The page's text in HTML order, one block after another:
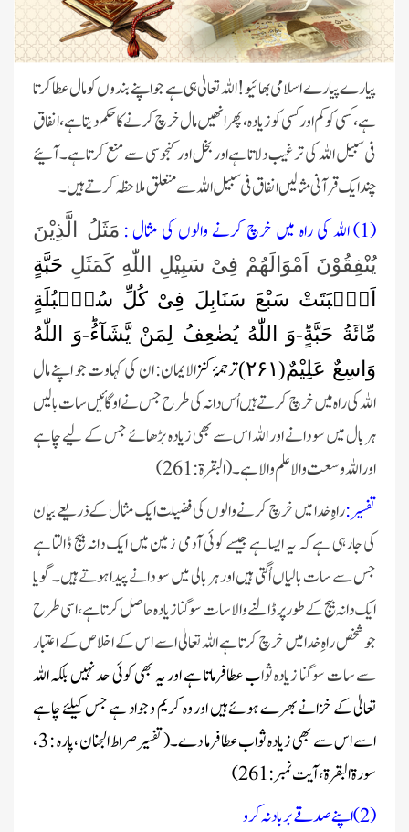
پیارے پیارے اسلامی بھائیو! اللہ تعالیٰ ہی ہے جو اپنے بندوں کو مال عطا کرتا
ہے ، کسی کو کم اور کسی کو زیادہ ، پھر انھیں مال خرچ کرنے کا حکم دیتاہے ، انفاق
فی سبیل اللہ کی ترغیب دلاتا ہے اور بخل اور کنجوسی سے منع کرتاہے۔آئیے
چند ایک قرآنی مثالیں انفاق فی سبیل اللہ سے متعلق ملاحظہ کرتے ہیں۔
(1) الله کی راہ میں خرچ کرنے والوں کی مثال :
مَثَلُ الَّذِیْنَ
یُنْفِقُوْنَ اَمْوَالَهُمْ فِیْ سَبِیْلِ اللّٰهِ كَمَثَلِ حَبَّةٍ
اَنْۢبَتَتْ سَبْعَ سَنَابِلَ فِیْ كُلِّ سُنْۢبُلَةٍ
مِّائَةُ حَبَّةٍؕ-وَ اللّٰهُ یُضٰعِفُ لِمَنْ یَّشَآءُؕ-وَ اللّٰهُ
وَاسِعٌ عَلِیْمٌ(۲۶۱) ترجمۂ کنزالایمان: ان کی کہاوت جو اپنے مال
اللہ کی راہ میں خرچ کرتے ہیں اُس دانہ کی طرح جس نے اوگائیں سات بالیں
ہر بال میں سو دانے اور اللہ اس سے بھی زیادہ بڑھائے جس کے لیے چاہے
اور اللہ وسعت والا علم والا ہے۔ (البقرۃ:261)
تفسیر :راہِ خدا میں خرچ کرنے والوں کی فضیلت ایک مثال کے ذریعے بیان
کی جارہی ہے کہ یہ ایسا ہے جیسے کوئی آدمی زمین میں ایک دانہ بیج ڈالتا ہے
جس سے سات بالیاں اُگتی ہیں اور ہر بالی میں سو دانے پیدا ہوتے ہیں۔ گویا
ایک دانہ بیج کے طور پر ڈالنے والا سات سو گنا زیادہ حاصل کرتا ہے ، اسی طرح
جو شخص راہِ خدامیں خرچ کرتا ہے اللہ تعالیٰ اسے اس کے اخلاص کے اعتبار
سے سات سو گنا زیادہ ثواب عطا فرماتا ہے اور یہ بھی کوئی حد نہیں بلکہ اللہ
تعالیٰ کے خزانے بھرے ہوئے ہیں اور وہ کریم و جواد ہے جس کیلئے چاہے
اسے اس سے بھی زیادہ ثواب عطا فرما دے۔( تفسیرصراط الجنان ،پارہ : 3 ،
سورۃ البقرة ، آیت نمبر : 261 )
(2) اپنے صدقے برباد نہ کرو